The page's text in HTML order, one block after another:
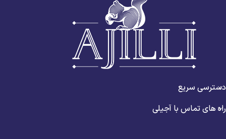
دسترسی سریع
راه های تماس با آجیلی